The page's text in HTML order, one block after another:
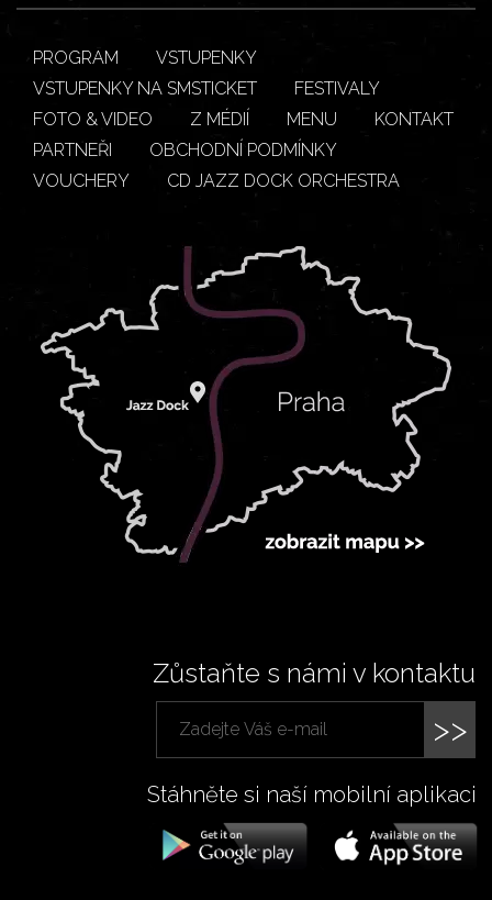
PROGRAM
VSTUPENKY
VSTUPENKY NA SMSTICKET
FESTIVALY
FOTO & VIDEO
Z MÉDIÍ MENU
KONTAKT
PARTNEŘI
OBCHODNÍ PODMÍNKY
VOUCHERY
CD JAZZ DOCK ORCHESTRA
Zůstaňte s námi v kontaktu
>>
Stáhněte si naší mobilní aplikaci